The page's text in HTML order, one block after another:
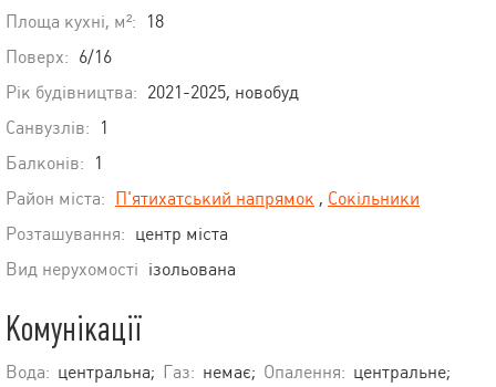
Площа кухні, м²:
18
Поверх: 6/16
Рік будівництва: 2021-2025, новобуд
Санвузлів:
1
Балконів:
1
Район міста: П'ятихатський напрямок , Сокільники
Розташування: центр міста
Вид нерухомості ізольована
Комунікації
Вода: центральна; Газ: немає; Опалення: центральне;